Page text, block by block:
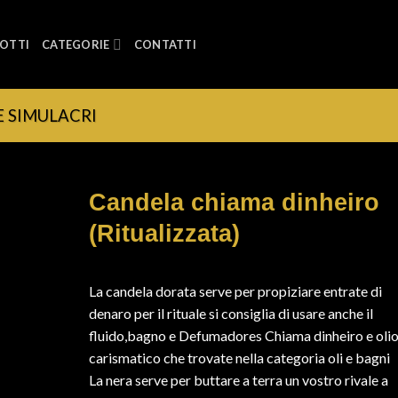
CATEGORIE CONTATTI
SIMULACRI
Candela chiama dinheiro
(Ritualizzata)
La candela dorata serve per propiziare entrate di
denaro per il rituale si consiglia di usare anche il
fluido,bagno e Defumadores Chiama dinheiro e olio
carismatico che trovate nella categoria oli e bagni
La nera serve per buttare a terra un vostro rivale a